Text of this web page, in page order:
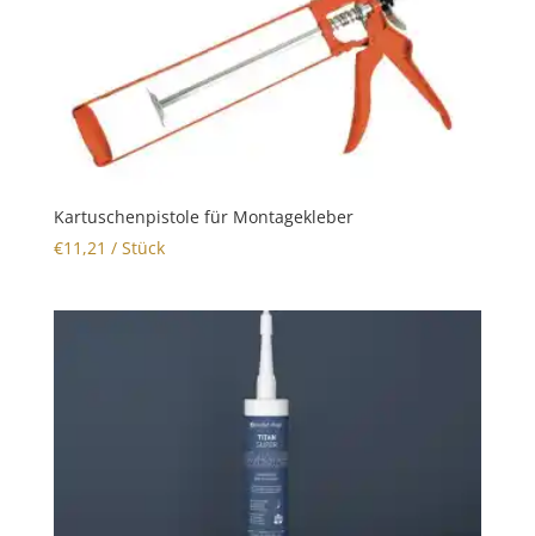
Kartuschenpistole für Montagekleber
€11,21 / Stück